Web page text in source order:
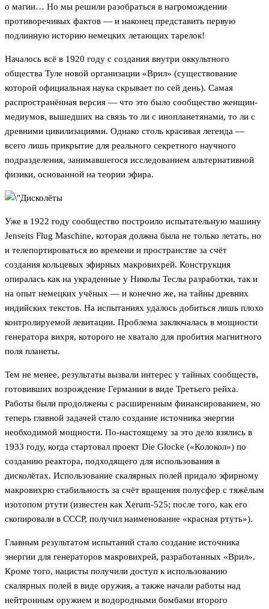
о магии… Но мы решили разобраться в нагромождении
противоречивых фактов — и наконец представить первую
подлинную историю немецких летающих тарелок!
Началось всё в 1920 году с создания внутри оккультного
общества Туле новой организации «Врил» (существование
которой официальная наука скрывает по сей день). Самая
распространённая версия — что это было сообщество женщин-
медиумов, вышедших на связь то ли с инопланетянами, то ли с
древними цивилизациями. Однако столь красивая легенда —
всего лишь прикрытие для реального секретного научного
подразделения, занимавшегося исследованием альтернативной
физики, основанной на теории эфира.
Уже в 1922 году сообщество построило испытательную машину
Jenseits Flug Maschine, которая должна была не только летать, но
и телепортироваться во времени и пространстве за счёт
создания кольцевых эфирных макровихрей. Конструкция
опиралась как на украденные у Николы Теслы разработки, так и
на опыт немецких учёных — и конечно же, на тайны древних
индийских текстов. На испытаниях удалось добиться лишь плохо
контролируемой левитации. Проблема заключалась в мощности
генератора вихря, которого не хватало для пробития магнитного
поля планеты.
Тем не менее, результаты вызвали интерес у тайных сообществ,
готовивших возрождение Германии в виде Третьего рейха.
Работы были продолжены с расширенным финансированием, но
теперь главной задачей стало создание источника энергии
необходимой мощности. По-настоящему за это дело взялись в
1933 году, когда стартовал проект Die Glocke («Колокол») по
созданию реактора, подходящего для использования в
дисколётах. Использование скалярных полей придало эфирному
макровихрю стабильность за счёт вращения полусфер с тяжёлым
изотопом ртути (известен как Xerum-525; после того, как его
скопировали в СССР, получил наименование «красная ртуть»).
Главным результатом испытаний стало создание источника
энергии для генераторов макровихрей, разработанных «Врил».
Кроме того, нацисты получили доступ к использованию
скалярных полей в виде оружия, а также начали работы над
нейтронным оружием и водородными бомбами второго